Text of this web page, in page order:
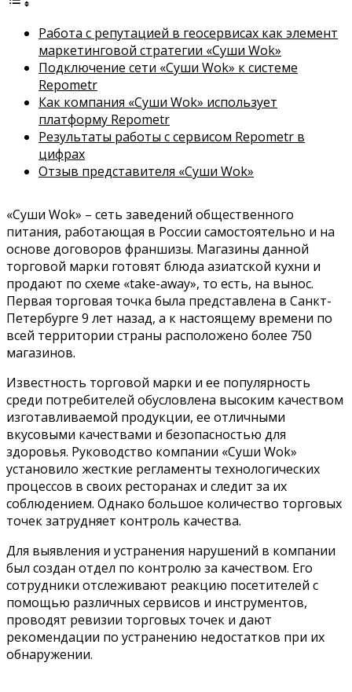
Работа с репутацией в геосервисах как элемент
маркетинговой стратегии «Суши Wok»
Подключение сети «Суши Wok» к системе
Repometr
Как компания «Суши Wok» использует
платформу Repometr
Результаты работы с сервисом Repometr в
цифрах
Отзыв представителя «Суши Wok»
«Суши Wok» – сеть заведений общественного
питания, работающая в России самостоятельно и на
основе договоров франшизы. Магазины данной
торговой марки готовят блюда азиатской кухни и
продают по схеме «take-away», то есть, на вынос.
Первая торговая точка была представлена в Санкт-
Петербурге 9 лет назад, а к настоящему времени по
всей территории страны расположено более 750
магазинов.
Известность торговой марки и ее популярность
среди потребителей обусловлена высоким качеством
изготавливаемой продукции, ее отличными
вкусовыми качествами и безопасностью для
здоровья. Руководство компании «Суши Wok»
установило жесткие регламенты технологических
процессов в своих ресторанах и следит за их
соблюдением. Однако большое количество торговых
точек затрудняет контроль качества.
Для выявления и устранения нарушений в компании
был создан отдел по контролю за качеством. Его
сотрудники отслеживают реакцию посетителей с
помощью различных сервисов и инструментов,
проводят ревизии торговых точек и дают
рекомендации по устранению недостатков при их
обнаружении.